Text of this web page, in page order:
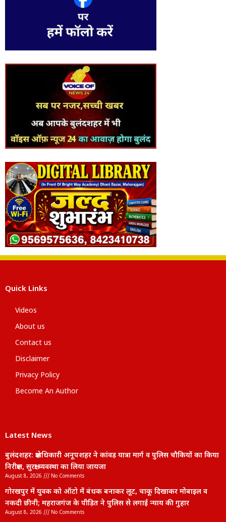
Quick Links
Videos
About us
Contact us
Disclaimer
Privacy Policy
Become An Author
Latest News
बुलंदशहर: क्षेत्राधिकारी अनूपशहर ने कांवड़ यात्रा मार्ग व पुलिस चौकियों का किया
निरीक्षण, सुरक्षा व्यवस्था का लिया जायजा
August 8, 2026 No Comments
गोरखपुर में युवक को ऑटो में बंधक बनाकर लूट, चाकू दिखाकर मोबाइल व
नकदी छीनी; महराजगंज के पीड़ित ने पुलिस से लगाई न्याय की गुहार
August 8, 2026 No Comments